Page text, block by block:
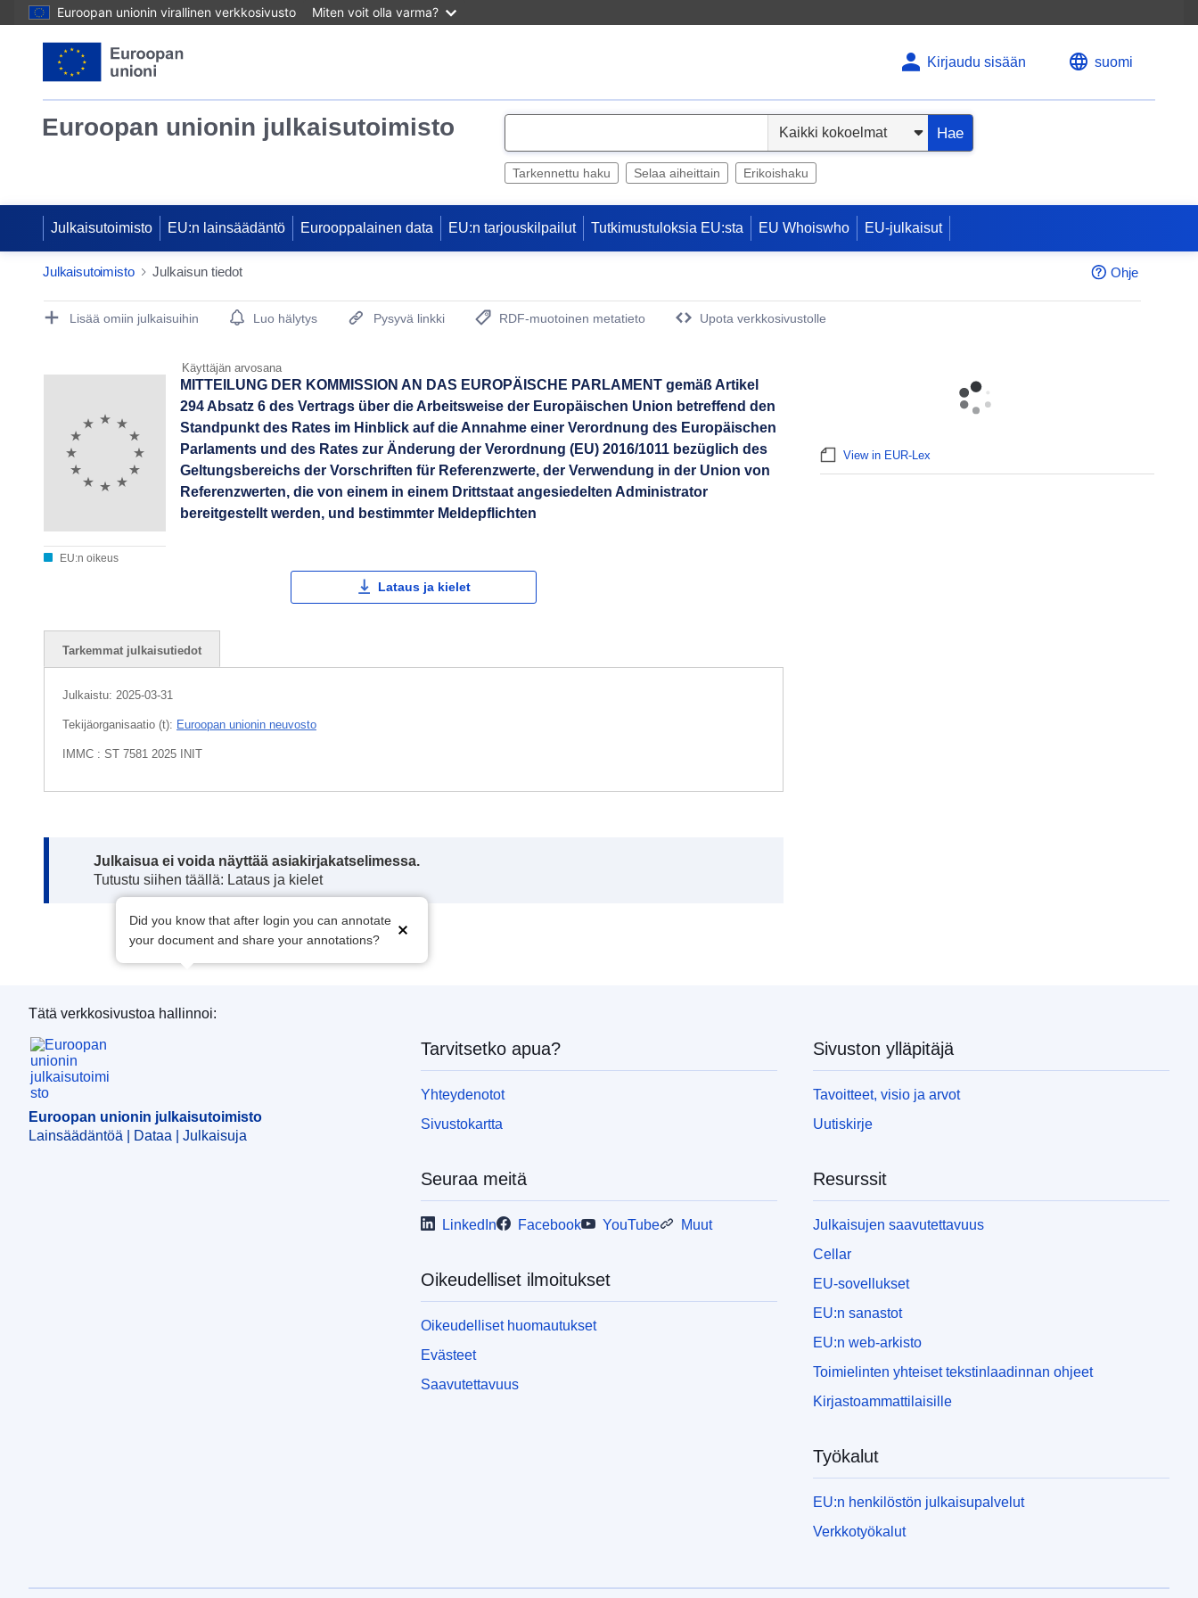
Euroopan unionin virallinen verkkosivusto Miten voit olla varma?
Kirjaudu sisään suomi
Euroopan unionin julkaisutoimisto
e
Hae
Tarkennettu haku Selaa aiheittain Erikoishaku
Julkaisutoimisto EU:n lainsäädäntö Eurooppalainen data EU:n tarjouskilpailut Tutkimustuloksia EU:sta EU Whoiswho EU-julkaisut
Julkaisutoimisto Julkaisun tiedot Ohje
Publication Detail Actions Portlet
Lisää omiin julkaisuihin Luo hälytys Pysyvä linkki
RDF-muotoinen metatieto
Upota verkkosivustolle
Käyttäjän arvosana
EU:n oikeus
MITTEILUNG DER KOMMISSION AN DAS EUROPÄISCHE PARLAMENT gemäß Artikel
294 Absatz 6 des Vertrags über die Arbeitsweise der Europäischen Union betreffend den
Standpunkt des Rates im Hinblick auf die Annahme einer Verordnung des Europäischen
Parlaments und des Rates zur Änderung der Verordnung (EU) 2016/1011 bezüglich des
Geltungsbereichs der Vorschriften für Referenzwerte, der Verwendung in der Union von
Referenzwerten, die von einem in einem Drittstaat angesiedelten Administrator
bereitgestellt werden, und bestimmter Meldepflichten
Lataus ja kielet
Tarkemmat julkaisutiedot
Julkaistu: 2025-03-31
Tekijäorganisaatio (t): Euroopan unionin neuvosto
IMMC : ST 7581 2025 INIT
Note:
Julkaisua ei voida näyttää asiakirjakatselimessa.
Tutustu siihen täällä: Lataus ja kielet
Did you know that after login you can annotate
your document and share your annotations?
View in EUR-Lex
Euroopan unionin julkaisutoimisto
Tätä verkkosivustoa hallinnoi:
Euroopan unionin julkaisutoimisto
Lainsäädäntöä | Dataa | Julkaisuja
Tarvitsetko apua?
Yhteydenotot
Sivustokartta
Seuraa meitä
LinkedIn Facebook YouTube Muut
Oikeudelliset ilmoitukset
Oikeudelliset huomautukset
Evästeet
Saavutettavuus
Sivuston ylläpitäjä
Tavoitteet, visio ja arvot
Uutiskirje
Resurssit
Julkaisujen saavutettavuus
Cellar
EU-sovellukset
EU:n sanastot
EU:n web-arkisto
Toimielinten yhteiset tekstinlaadinnan ohjeet
Kirjastoammattilaisille
Työkalut
EU:n henkilöstön julkaisupalvelut
Verkkotyökalut